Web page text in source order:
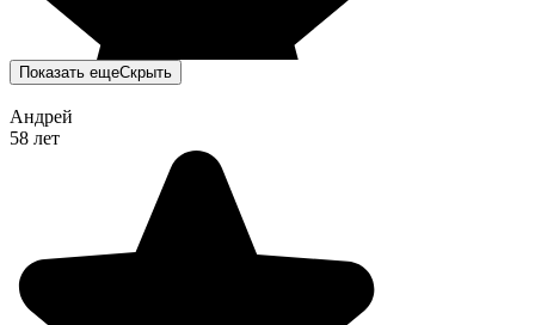
Показать ещеСкрыть
Андрей
58 лет